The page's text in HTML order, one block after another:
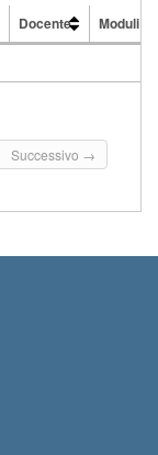
Docente
Moduli
Successivo →